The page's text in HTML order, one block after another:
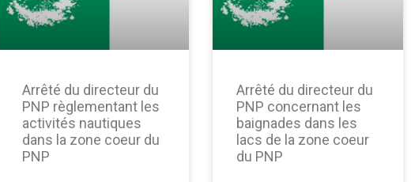
Arrêté du directeur du
PNP règlementant les
activités nautiques
dans la zone coeur du
PNP
Arrêté du directeur du
PNP concernant les
baignades dans les
lacs de la zone coeur
du PNP